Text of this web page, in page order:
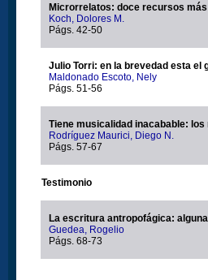
Microrrelatos: doce recursos
Koch, Dolores M.
Págs. 42-50
Julio Torri: en la brevedad esta el
Maldonado Escoto, Nely
Págs. 51-56
Tiene musicalidad inacabable:
Rodríguez Maurici, Diego N.
Págs. 57-67
Testimonio
La escritura antropofágica:
Guedea, Rogelio
Págs. 68-73